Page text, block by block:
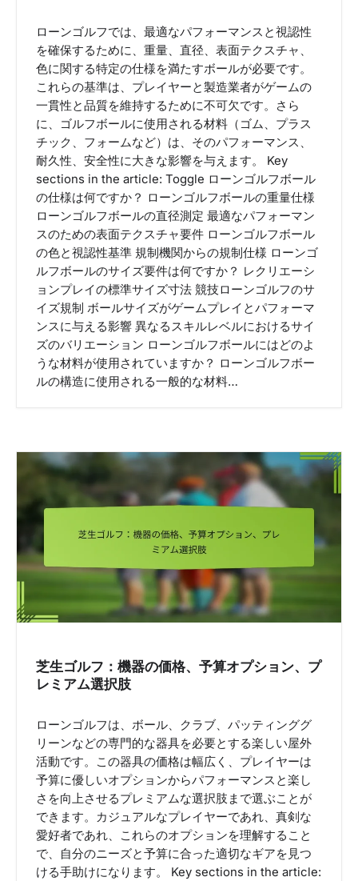
ローンゴルフでは、最適なパフォーマンスと視認性
を確保するために、重量、直径、表面テクスチャ、
色に関する特定の仕様を満たすボールが必要です。
これらの基準は、プレイヤーと製造業者がゲームの
一貫性と品質を維持するために不可欠です。さら
に、ゴルフボールに使用される材料（ゴム、プラス
チック、フォームなど）は、そのパフォーマンス、
耐久性、安全性に大きな影響を与えます。 Key
sections in the article: Toggle ローンゴルフボール
の仕様は何ですか？ ローンゴルフボールの重量仕様
ローンゴルフボールの直径測定 最適なパフォーマン
スのための表面テクスチャ要件 ローンゴルフボール
の色と視認性基準 規制機関からの規制仕様 ローンゴ
ルフボールのサイズ要件は何ですか？ レクリエーシ
ョンプレイの標準サイズ寸法 競技ローンゴルフのサ
イズ規制 ボールサイズがゲームプレイとパフォーマ
ンスに与える影響 異なるスキルレベルにおけるサイ
ズのバリエーション ローンゴルフボールにはどのよ
うな材料が使用されていますか？ ローンゴルフボー
ルの構造に使用される一般的な材料…
芝生ゴルフ：機器の価格、予算オプション、プ
レミアム選択肢
ローンゴルフは、ボール、クラブ、パッティンググ
リーンなどの専門的な器具を必要とする楽しい屋外
活動です。この器具の価格は幅広く、プレイヤーは
予算に優しいオプションからパフォーマンスと楽し
さを向上させるプレミアムな選択肢まで選ぶことが
できます。カジュアルなプレイヤーであれ、真剣な
愛好者であれ、これらのオプションを理解すること
で、自分のニーズと予算に合った適切なギアを見つ
ける手助けになります。 Key sections in the article: